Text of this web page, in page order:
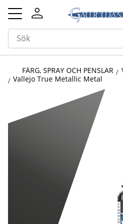
Meny
FÄRG, SPRAY OCH PENSLAR
Vallejo True Metallic Metal